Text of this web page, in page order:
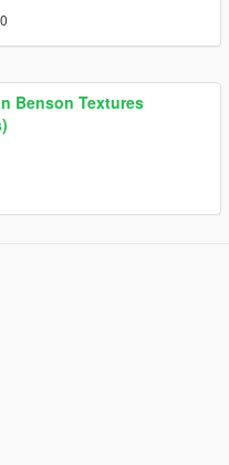
Benson Textures